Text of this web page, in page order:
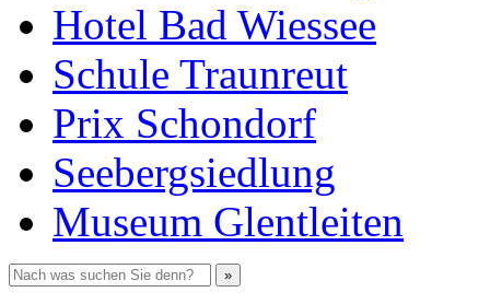
Hotel Bad Wiessee
Schule Traunreut
Prix Schondorf
Seebergsiedlung
Museum Glentleiten